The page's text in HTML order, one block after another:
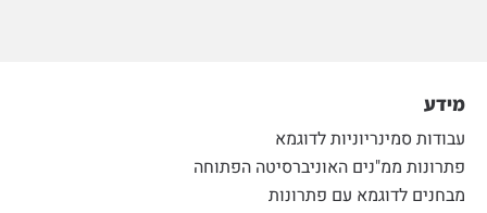
מידע
עבודות סמינריוניות לדוגמא
פתרונות ממ"נים האוניברסיטה הפתוחה
מבחנים לדוגמא עם פתרונות